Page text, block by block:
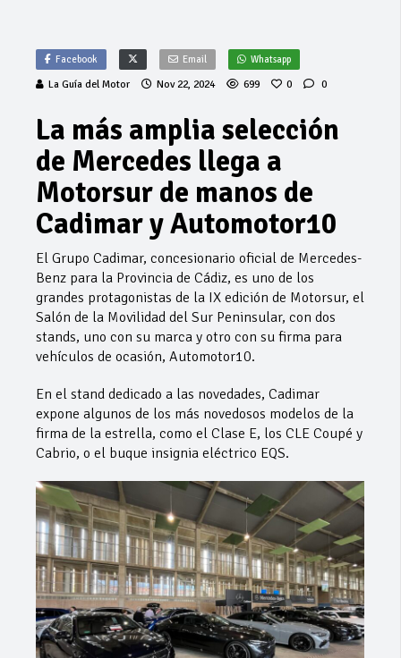
Facebook Email Whatsapp
La Guía del Motor Nov 22, 2024 699 0 0
La más amplia selección
de Mercedes llega a
Motorsur de manos de
Cadimar y Automotor10
El Grupo Cadimar, concesionario oficial de Mercedes-
Benz para la Provincia de Cádiz, es uno de los
grandes protagonistas de la IX edición de Motorsur, el
Salón de la Movilidad del Sur Peninsular, con dos
stands, uno con su marca y otro con su firma para
vehículos de ocasión, Automotor10.
En el stand dedicado a las novedades, Cadimar
expone algunos de los más novedosos modelos de la
firma de la estrella, como el Clase E, los CLE Coupé y
Cabrio, o el buque insignia eléctrico EQS.